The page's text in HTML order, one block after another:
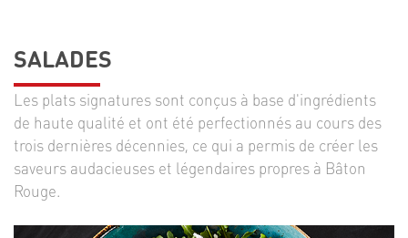
SALADES
Les plats signatures sont conçus à base d'ingrédients
de haute qualité et ont été perfectionnés au cours des
trois dernières décennies, ce qui a permis de créer les
saveurs audacieuses et légendaires propres à Bâton
Rouge.